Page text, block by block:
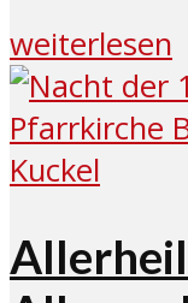
weiterlesen